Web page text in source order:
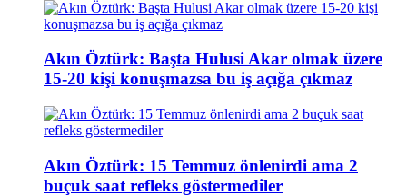
Akın Öztürk: Başta Hulusi Akar olmak üzere
15-20 kişi konuşmazsa bu iş açığa çıkmaz
Akın Öztürk: 15 Temmuz önlenirdi ama 2
buçuk saat refleks göstermediler